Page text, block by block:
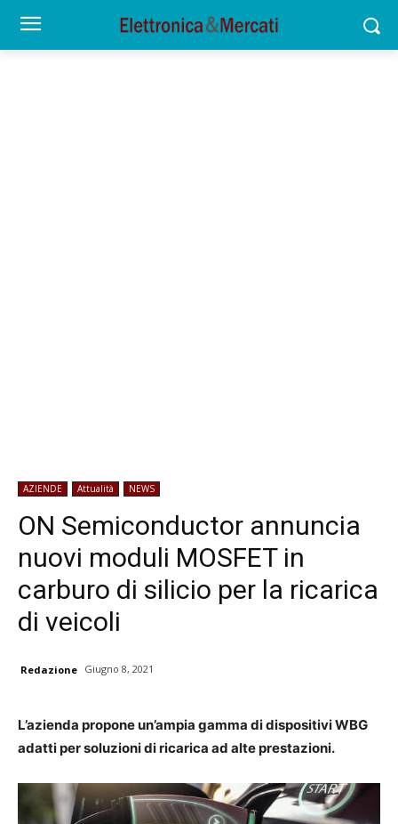
AZIENDE Attualità NEWS
ON Semiconductor annuncia
nuovi moduli MOSFET in
carburo di silicio per la ricarica
di veicoli
Redazione Giugno 8, 2021
L’azienda propone un’ampia gamma di dispositivi WBG
adatti per soluzioni di ricarica ad alte prestazioni.